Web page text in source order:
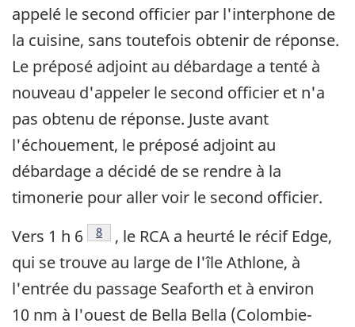
appelé le second officier par l'interphone de
la cuisine, sans toutefois obtenir de réponse.
Le préposé adjoint au débardage a tenté à
nouveau d'appeler le second officier et n'a
pas obtenu de réponse. Juste avant
l'échouement, le préposé adjoint au
débardage a décidé de se rendre à la
timonerie pour aller voir le second officier.
Vers 1 h 6
Note de bas de page
8
, le RCA a heurté le récif Edge,
qui se trouve au large de l'île Athlone, à
l'entrée du passage Seaforth et à environ
10 nm à l'ouest de Bella Bella (Colombie-